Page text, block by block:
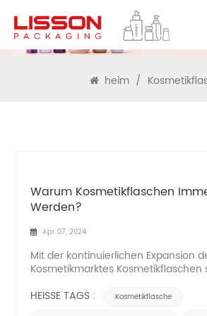
SUCHEN
heim /
Warum Kosmetikflaschen
Werden?
Apr 07, 2024
Mit der kontinuierlichen Expansion
Kosmetikmarktes
Kosmetikflaschen sind nicht nur ein
HEISSE TAGS :
Kosmetikflasche